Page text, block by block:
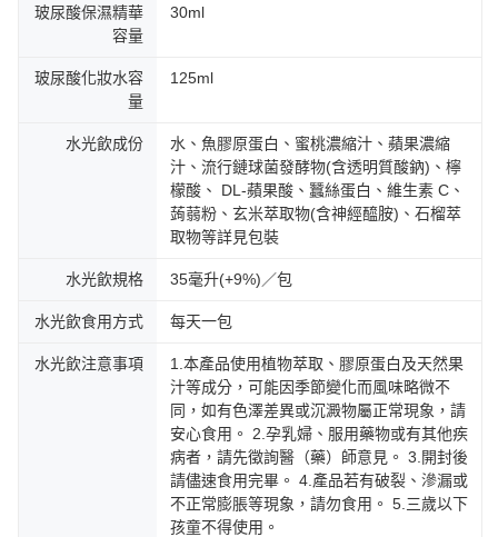
玻尿酸保濕精華
容量
30ml
玻尿酸化妝水容
量
125ml
水光飲成份
水、魚膠原蛋白、蜜桃濃縮汁、蘋果濃縮
汁、流行鏈球菌發酵物(含透明質酸鈉)、檸
檬酸、 DL-蘋果酸、蠶絲蛋白、維生素 C、
蒟蒻粉、玄米萃取物(含神經醯胺)、石榴萃
取物等詳見包裝
水光飲規格 35毫升(+9%)／包
水光飲食用方式 每天一包
水光飲注意事項
1.本產品使用植物萃取、膠原蛋白及天然果
汁等成分，可能因季節變化而風味略微不
同，如有色澤差異或沉澱物屬正常現象，請
安心食用。 2.孕乳婦、服用藥物或有其他疾
病者，請先徵詢醫（藥）師意見。 3.開封後
請儘速食用完畢。 4.產品若有破裂、滲漏或
不正常膨脹等現象，請勿食用。 5.三歲以下
孩童不得使用。